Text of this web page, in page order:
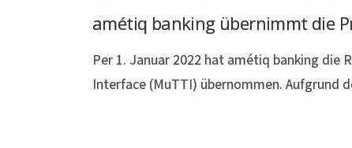
amétiq banking übernimmt die
Per 1. Januar 2022 hat amétiq banking die
Interface (MuTTI) übernommen. Aufgrund